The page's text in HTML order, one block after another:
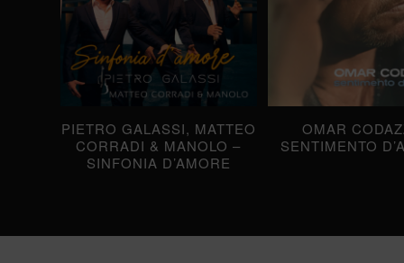
PIETRO GALASSI, MATTEO
CORRADI & MANOLO –
SINFONIA D’AMORE
OMAR
SENTIMENTO